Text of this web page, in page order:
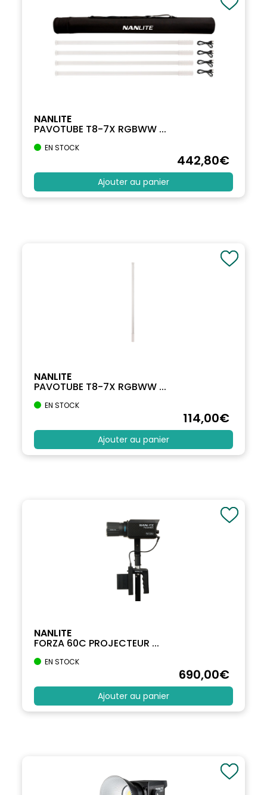
NANLITE
PAVOTUBE T8-7X RGBWW ...
EN STOCK
442,80€
Ajouter au panier
NANLITE
PAVOTUBE T8-7X RGBWW ...
EN STOCK
114,00€
Ajouter au panier
NANLITE
FORZA 60C PROJECTEUR ...
EN STOCK
690,00€
Ajouter au panier